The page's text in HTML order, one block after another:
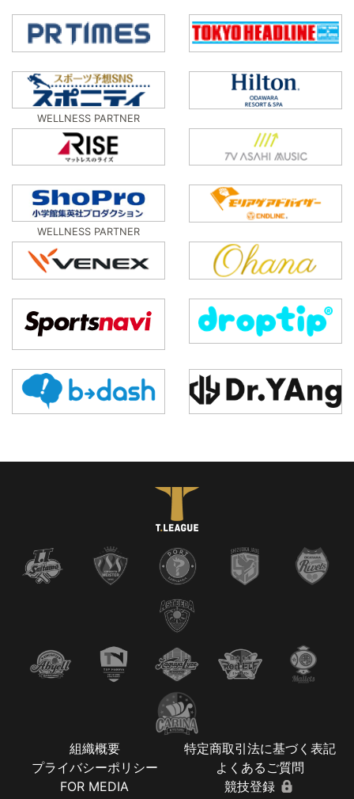
WELLNESS PARTNER
WELLNESS PARTNER
組織概要
特定商取引法に基づく表記
プライバシーポリシー
よくあるご質問
FOR MEDIA
競技登録